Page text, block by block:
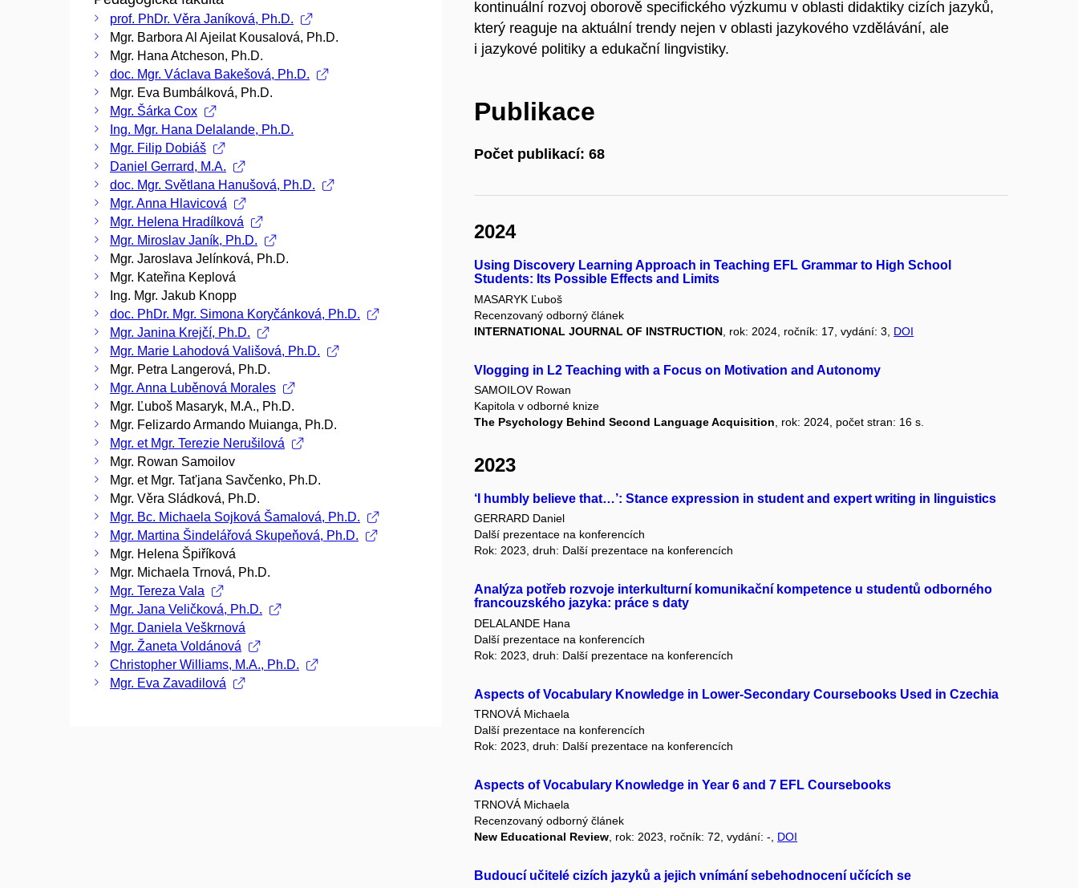
prof. PhDr. Věra Janíková, Ph.D.
Mgr. Barbora Al Ajeilat Kousalová, Ph.D.
Mgr. Hana Atcheson, Ph.D.
doc. Mgr. Václava Bakešová, Ph.D.
Mgr. Eva Bumbálková, Ph.D.
Mgr. Šárka Cox
Ing. Mgr. Hana Delalande, Ph.D.
Mgr. Filip Dobiáš
Daniel Gerrard, M.A.
doc. Mgr. Světlana Hanušová, Ph.D.
Mgr. Anna Hlavicová
Mgr. Helena Hradílková
Mgr. Miroslav Janík, Ph.D.
Mgr. Jaroslava Jelínková, Ph.D.
Mgr. Kateřina Keplová
Ing. Mgr. Jakub Knopp
doc. PhDr. Mgr. Simona Koryčánková, Ph.D.
Mgr. Janina Krejčí, Ph.D.
Mgr. Marie Lahodová Vališová, Ph.D.
Mgr. Petra Langerová, Ph.D.
Mgr. Anna Luběnová Morales
Mgr. Ľuboš Masaryk, M.A., Ph.D.
Mgr. Felizardo Armando Muianga, Ph.D.
Mgr. et Mgr. Terezie Nerušilová
Mgr. Rowan Samoilov
Mgr. et Mgr. Tat'jana Savčenko, Ph.D.
Mgr. Věra Sládková, Ph.D.
Mgr. Bc. Michaela Sojková Šamalová, Ph.D.
Mgr. Martina Šindelářová Skupeňová, Ph.D.
Mgr. Helena Špiříková
Mgr. Michaela Trnová, Ph.D.
Mgr. Tereza Vala
Mgr. Jana Veličková, Ph.D.
Mgr. Daniela Veškrnová
Mgr. Žaneta Voldánová
Christopher Williams, M.A., Ph.D.
Mgr. Eva Zavadilová
kontinuální rozvoj oborově specifického výzkumu v oblasti didaktiky cizích jazyků,
který reaguje na aktuální trendy nejen v oblasti jazykového vzdělávání, ale
i jazykové politiky a edukační lingvistiky.
Publikace
Počet publikací: 68
2024
Using Discovery Learning Approach in Teaching EFL Grammar to High School
Students: Its Possible Effects and Limits
MASARYK Ľuboš
Recenzovaný odborný článek
INTERNATIONAL JOURNAL OF INSTRUCTION , rok: 2024, ročník: 17, vydání: 3, DOI
Vlogging in L2 Teaching with a Focus on Motivation and Autonomy
SAMOILOV Rowan
Kapitola v odborné knize
The Psychology Behind Second Language Acquisition , rok: 2024, počet stran: 16 s.
2023
‘I humbly believe that…’: Stance expression in student and expert writing in linguistics
GERRARD Daniel
Další prezentace na konferencích
Rok: 2023, druh: Další prezentace na konferencích
Analýza potřeb rozvoje interkulturní komunikační kompetence u studentů odborného
francouzského jazyka: práce s daty
DELALANDE Hana
Další prezentace na konferencích
Rok: 2023, druh: Další prezentace na konferencích
Aspects of Vocabulary Knowledge in Lower-Secondary Coursebooks Used in Czechia
TRNOVÁ Michaela
Další prezentace na konferencích
Rok: 2023, druh: Další prezentace na konferencích
Aspects of Vocabulary Knowledge in Year 6 and 7 EFL Coursebooks
TRNOVÁ Michaela
Recenzovaný odborný článek
New Educational Review, rok: 2023, ročník: 72, vydání: -, DOI
Budoucí učitelé cizích jazyků a jejich vnímání sebehodnocení učících se